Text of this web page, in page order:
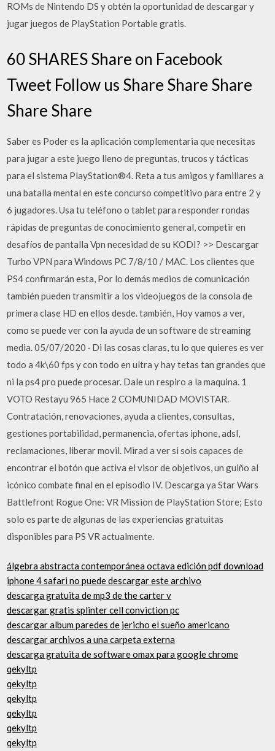
ROMs de Nintendo DS y obtén la oportunidad de descargar y
jugar juegos de PlayStation Portable gratis.
60 SHARES Share on Facebook
Tweet Follow us Share Share Share
Share Share
Saber es Poder es la aplicación complementaria que necesitas
para jugar a este juego lleno de preguntas, trucos y tácticas
para el sistema PlayStation®4. Reta a tus amigos y familiares a
una batalla mental en este concurso competitivo para entre 2 y
6 jugadores. Usa tu teléfono o tablet para responder rondas
rápidas de preguntas de conocimiento general, competir en
desafíos de pantalla Vpn necesidad de su KODI? >> Descargar
Turbo VPN para Windows PC 7/8/10 / MAC. Los clientes que
PS4 confirmarán esta, Por lo demás medios de comunicación
también pueden transmitir a los videojuegos de la consola de
primera clase HD en ellos desde. también, Hoy vamos a ver,
como se puede ver con la ayuda de un software de streaming
media. 05/07/2020 · Di las cosas claras, tu lo que quieres es ver
todo a 4k\60 fps y con todo en ultra y hay tetas tan grandes que
ni la ps4 pro puede procesar. Dale un respiro a la maquina. 1
VOTO Restayu 965 Hace 2 COMUNIDAD MOVISTAR.
Contratación, renovaciones, ayuda a clientes, consultas,
gestiones portabilidad, permanencia, ofertas iphone, adsl,
reclamaciones, liberar movil. Mirad a ver si sois capaces de
encontrar el botón que activa el visor de objetivos, un guiño al
icónico combate final en el episodio IV. Descarga ya Star Wars
Battlefront Rogue One: VR Mission de PlayStation Store; Esto
solo es parte de algunas de las experiencias gratuitas
disponibles para PS VR actualmente.
álgebra abstracta contemporánea octava edición pdf download
iphone 4 safari no puede descargar este archivo
descarga gratuita de mp3 de the carter v
descargar gratis splinter cell conviction pc
descargar album paredes de jericho el sueño americano
descargar archivos a una carpeta externa
descarga gratuita de software omax para google chrome
qekyltp
qekyltp
qekyltp
qekyltp
qekyltp
qekyltp